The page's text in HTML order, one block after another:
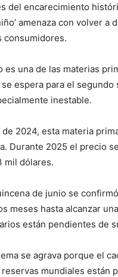
del encarecimiento
amenaza con volver
consumidores.
es una de las materias
espera para el
inestable.
de 2024, esta materia
Durante 2025 el precio
mil dólares.
de junio se
meses hasta alcanzar
están pendientes de
se agrava porque el
reservas mundiales están